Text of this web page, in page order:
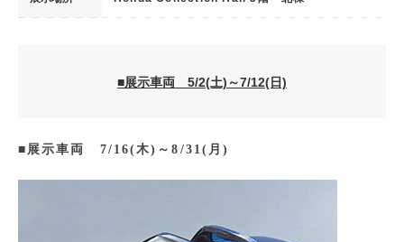
■展示車両 5/2(土)～7/12(日)
■展示車両 7/16(木)～8/31(月)